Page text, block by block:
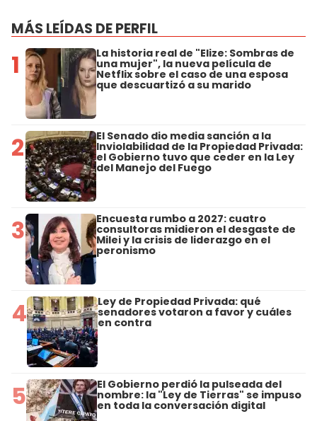
MÁS LEÍDAS DE PERFIL
1 La historia real de "Elize: Sombras de
una mujer", la nueva película de
Netflix sobre el caso de una esposa
que descuartizó a su marido
2 El Senado dio media sanción a la
Inviolabilidad de la Propiedad Privada:
el Gobierno tuvo que ceder en la Ley
del Manejo del Fuego
3 Encuesta rumbo a 2027: cuatro
consultoras midieron el desgaste de
Milei y la crisis de liderazgo en el
peronismo
4 Ley de Propiedad Privada: qué
senadores votaron a favor y cuáles
en contra
5 El Gobierno perdió la pulseada del
nombre: la "Ley de Tierras" se impuso
en toda la conversación digital